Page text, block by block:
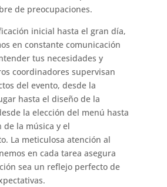
de preocupaciones.
inicial hasta el gran día,
en constante comunicación
tus necesidades y
coordinadores supervisan
del evento, desde la
hasta el diseño de la
la elección del menú hasta
de la música y el
La meticulosa atención al
en cada tarea asegura
sea un reflejo perfecto de